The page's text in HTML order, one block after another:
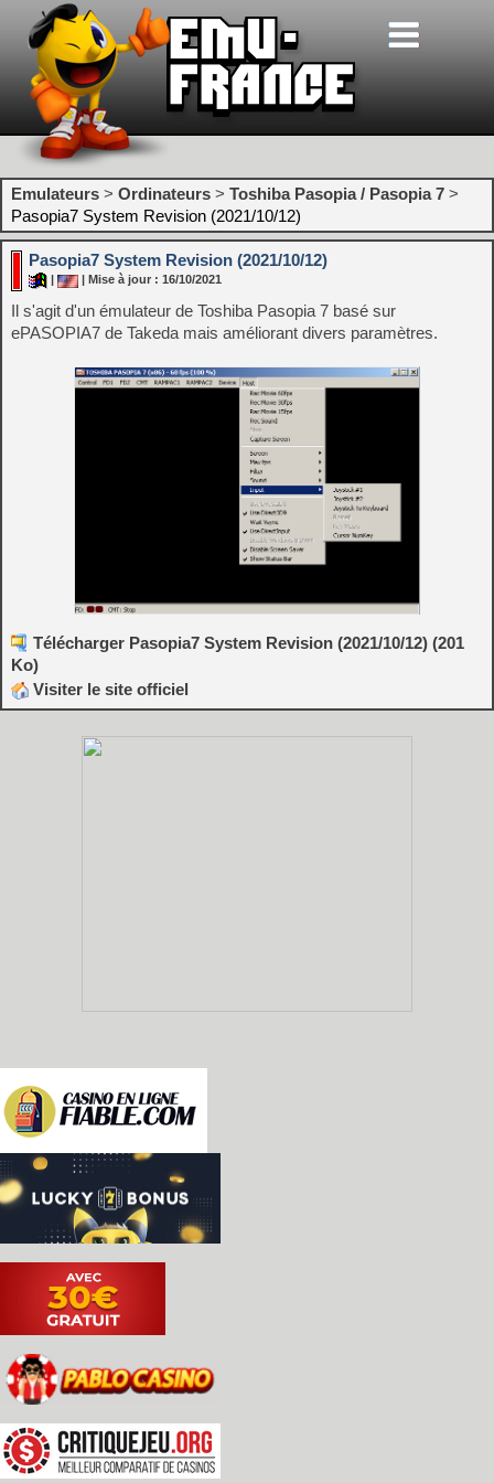
Emulateurs > Ordinateurs > Toshiba Pasopia / Pasopia 7 >
Pasopia7 System Revision (2021/10/12)
Pasopia7 System Revision (2021/10/12)
| Mise à jour : 16/10/2021
Il s'agit d'un émulateur de Toshiba Pasopia 7 basé sur
ePASOPIA7 de Takeda mais améliorant divers paramètres.
Télécharger Pasopia7 System Revision (2021/10/12) (201
Ko)
Visiter le site officiel